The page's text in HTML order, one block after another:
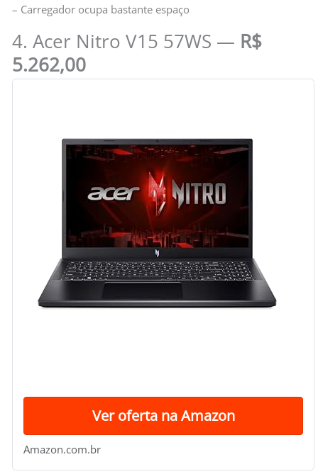
– Carregador ocupa bastante espaço
4. Acer Nitro V15 57WS — R$
5.262,00
Ver oferta na Amazon
Amazon.com.br